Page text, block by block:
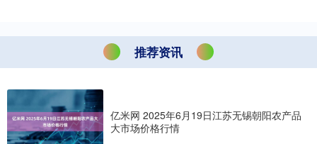
推荐资讯
亿米网 2025年6月19日江苏无锡朝阳农产品
大市场价格行情